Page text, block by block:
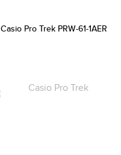
Casio Pro Trek PRW-61-1AER